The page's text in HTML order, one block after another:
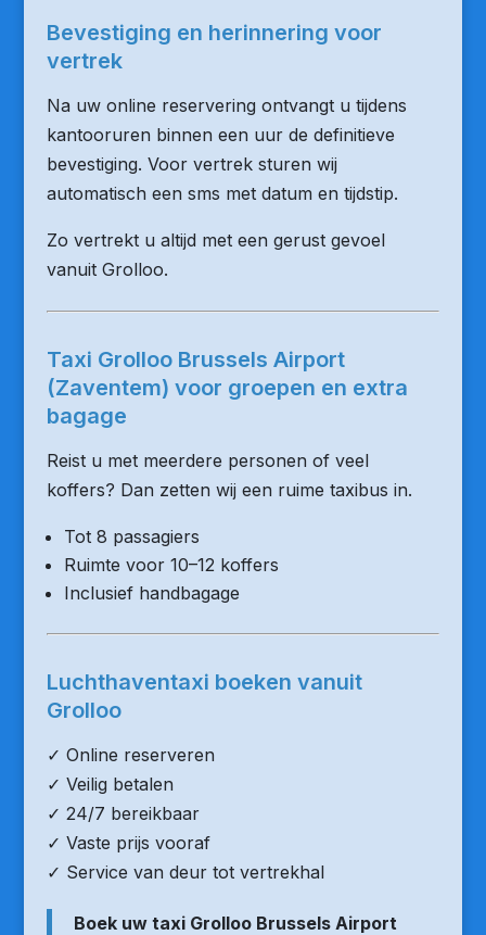
Bevestiging en herinnering voor
vertrek
Na uw online reservering ontvangt u tijdens
kantooruren binnen een uur de definitieve
bevestiging. Voor vertrek sturen wij
automatisch een sms met datum en tijdstip.
Zo vertrekt u altijd met een gerust gevoel
vanuit Grolloo.
Taxi Grolloo Brussels Airport
(Zaventem) voor groepen en extra
bagage
Reist u met meerdere personen of veel
koffers? Dan zetten wij een ruime taxibus in.
Tot 8 passagiers
Ruimte voor 10–12 koffers
Inclusief handbagage
Luchthaventaxi boeken vanuit
Grolloo
✓ Online reserveren
✓ Veilig betalen
✓ 24/7 bereikbaar
✓ Vaste prijs vooraf
✓ Service van deur tot vertrekhal
Boek uw taxi Grolloo Brussels Airport